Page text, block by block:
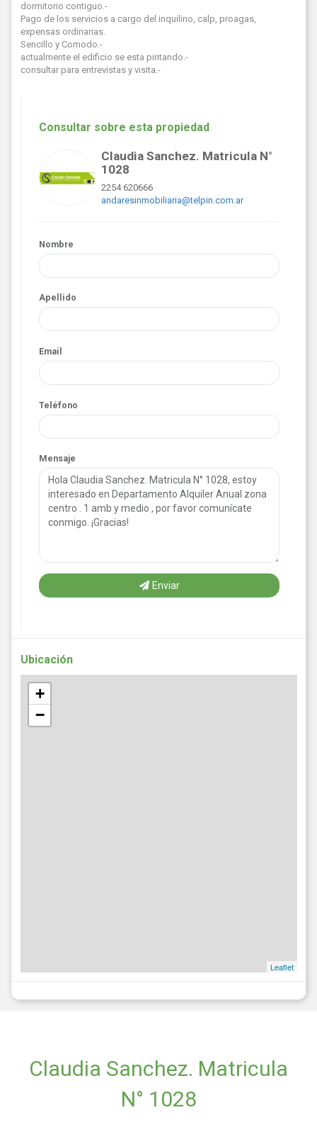
dormitorio contiguo.-
Pago de los servicios a cargo del inquilino, calp, proagas,
expensas ordinarias.
Sencillo y Comodo.-
actualmente el edificio se esta pintando.-
consultar para entrevistas y visita.-
Consultar sobre esta propiedad
Claudia Sanchez. Matricula N°
1028
2254 620666
andaresinmobiliaria@telpin.com.ar
Nombre
Apellido
Email
Teléfono
Mensaje
Enviar
Ubicación
+
−
Leaflet
Claudia Sanchez. Matricula
N° 1028